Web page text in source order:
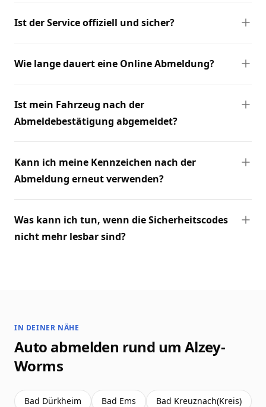
Ist der Service offiziell und sicher?
Wie lange dauert eine Online Abmeldung?
Ist mein Fahrzeug nach der
Abmeldebestätigung abgemeldet?
Kann ich meine Kennzeichen nach der
Abmeldung erneut verwenden?
Was kann ich tun, wenn die Sicherheitscodes
nicht mehr lesbar sind?
IN DEINER NÄHE
Auto abmelden rund um Alzey-
Worms
Bad Dürkheim Bad Ems
Bad Kreuznach(Kreis)